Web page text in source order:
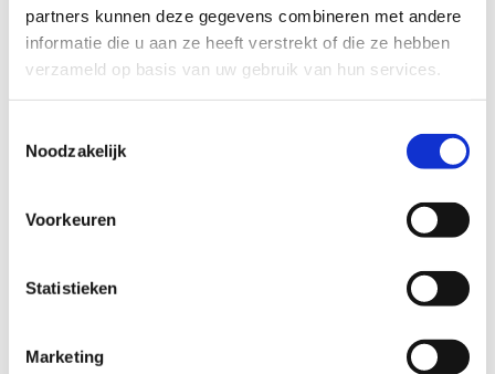
partners kunnen deze gegevens combineren met andere
informatie die u aan ze heeft verstrekt of die ze hebben
verzameld op basis van uw gebruik van hun services.
Noodzakelijk
Voorkeuren
Statistieken
Marketing